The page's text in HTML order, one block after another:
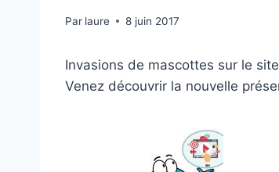
Par laure 8 juin 2017
Invasions de mascottes sur le
Venez découvrir la nouvelle